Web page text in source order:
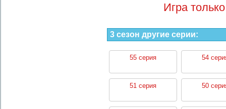
Игра
3 сезон другие серии:
55 серия 54
51 серия 50